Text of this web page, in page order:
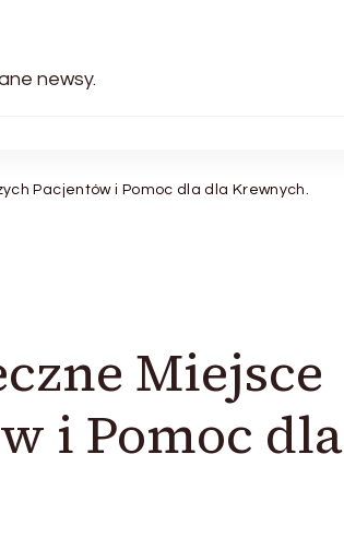
newsy.
Pacjentów i Pomoc dla dla Krewnych.
Miejsce
i Pomoc dla